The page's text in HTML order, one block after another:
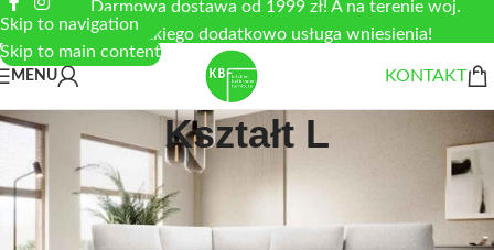
Skip to navigation
Skip to main content
Darmowa dostawa od 1999 zł! A na terenie woj.
łódzkiego dodatkowo usługa wniesienia!
MENU KONTAKT
Kształt L
Narożniki do salonu- kształt L
Strona główna/POKÓJ DZIENNY
Kształt L